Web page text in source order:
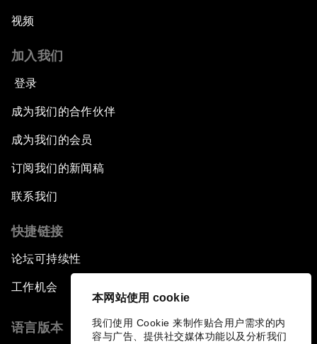
本网站使用 cookie
我们使用 Cookie 来制作贴合用户需求的内
容与广告、提供社交媒体功能以及分析我们
视频
加入我们
登录
成为我们的合作伙伴
成为我们的会员
订阅我们的新闻稿
联系我们
快捷链接
论坛可持续性
工作机会
语言版本